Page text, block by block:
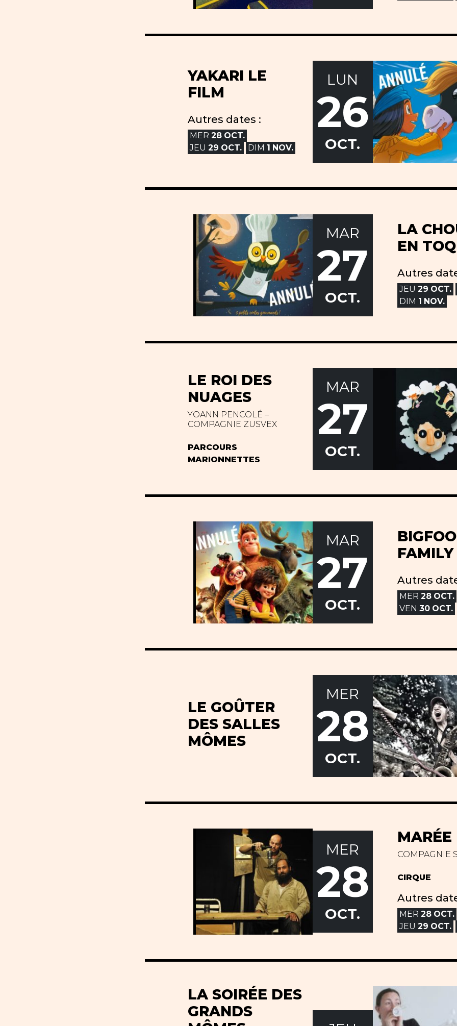
YAKARI LE
FILM
Autres dates :
MER 28 OCT.
JEU 29 OCT. DIM 1 NOV.
LUN
26
OCT.
LA
EN
Autres
JEU 29 OCT.
DIM 1 NOV.
MAR
27
OCT.
LE ROI DES
NUAGES
YOANN PENCOLÉ –
COMPAGNIE ZUSVEX
PARCOURS
MARIONNETTES
MAR
27
OCT.
FAMILY
Autres
MER 28 OCT.
VEN 30 OCT.
MAR
27
OCT.
LE GOÛTER
DES SALLES
MÔMES
MER
28
OCT.
MARÉE
COMPAGNIE
CIRQUE
Autres
MER 28 OCT.
JEU 29 OCT.
MER
28
OCT.
LA SOIRÉE DES
GRANDS